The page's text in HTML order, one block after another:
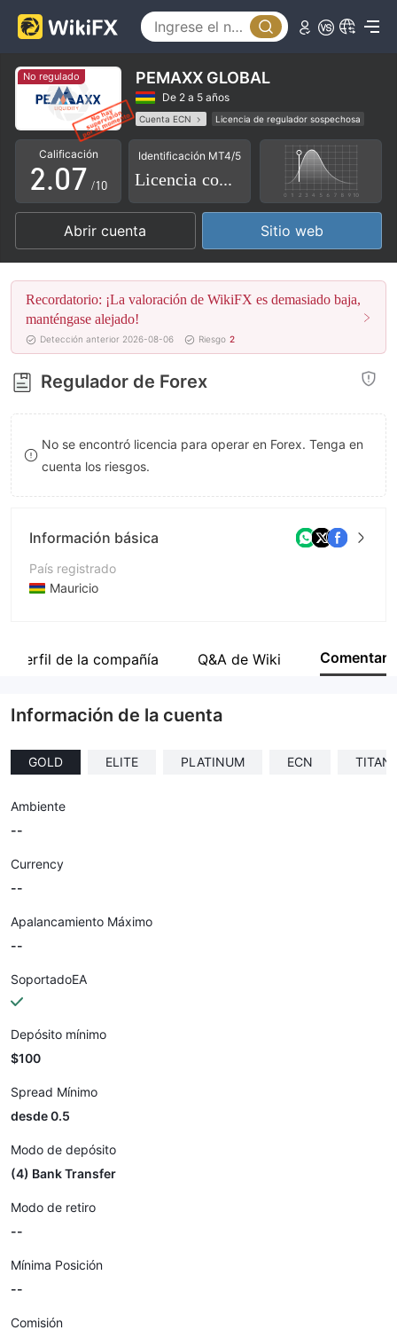
No regulado PEMAXX GLOBAL
De 2 a 5 años
Cuenta ECN
Licencia de regulador sospechosa
Licencia completa de MT5
brokers regionales
Riesgo potencial alto
Calificación
0
1
2
3
4
5
6
7
8
9
.0
1
2
3
4
5
6
7
8
9
3
4
5
6
7
8
9
/10
Identificación MT4/5
Licencia completa
Abrir cuenta Sitio web
Recordatorio: ¡La valoración de WikiFX es demasiado baja,
manténgase alejado!
Detección anterior 2026-08-06 Riesgo 2
Regulador de Forex
No se encontró licencia para operar en Forex. Tenga en
cuenta los riesgos.
Información básica
País registrado
Mauricio
Empresa
Perfil de la compañía Q&A de Wiki Comentar
Información de la cuenta
GOLD ELITE PLATINUM ECN
Ambiente
--
Currency
--
Apalancamiento Máximo
--
SoportadoEA
Depósito mínimo
$100
Spread Mínimo
desde 0.5
Modo de depósito
(4) Bank Transfer
Modo de retiro
--
Mínima Posición
--
Comisión